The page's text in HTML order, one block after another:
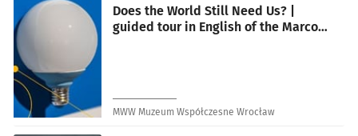
Does the World Still Need Us? |
guided tour in English of the Marco
MWW Muzeum Współczesne Wrocław